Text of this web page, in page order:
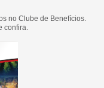
no Clube de Benefícios.
confira.